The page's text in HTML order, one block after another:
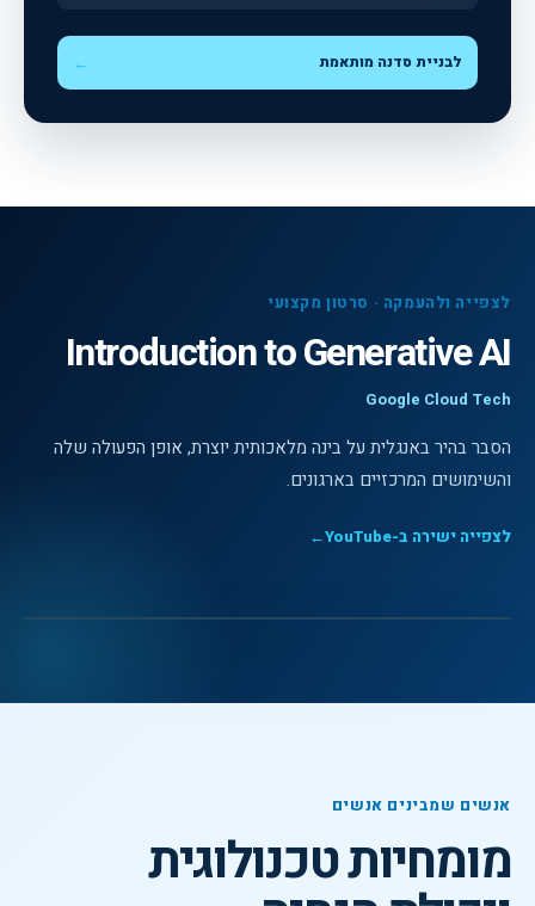
לבניית סדנה מותאמת ←
לצפייה ולהעמקה · סרטון מקצועי
Introduction to Generative AI
Google Cloud Tech
הסבר בהיר באנגלית על בינה מלאכותית יוצרת, אופן הפעולה שלה
והשימושים המרכזיים בארגונים.
לצפייה ישירה ב-YouTube ←
אנשים שמבינים אנשים
מומחיות טכנולוגית